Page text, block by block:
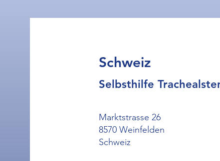
Schweiz
Selbsthilfe
Marktstrasse 26
8570 Weinfelden
Schweiz